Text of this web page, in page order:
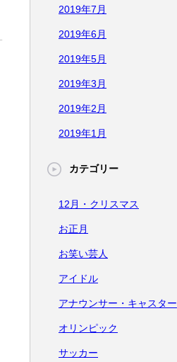
2019年7月
2019年6月
2019年5月
2019年3月
2019年2月
2019年1月
カテゴリー
12月・クリスマス
お正月
お笑い芸人
アイドル
アナウンサー・キャスター
オリンピック
サッカー